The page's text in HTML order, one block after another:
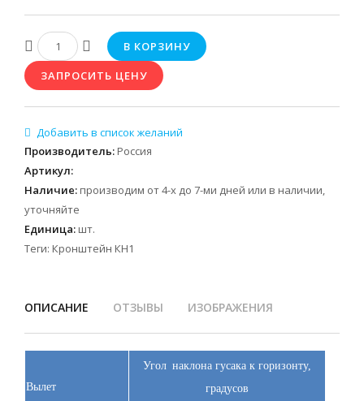
Производитель: Россия
Артикул:
Наличие: производим от 4-х до 7-ми дней или в наличии,
уточняйте
Единица: шт.
Теги: Кронштейн КН1
ОПИСАНИЕ ОТЗЫВЫ ИЗОБРАЖЕНИЯ
Вылет
Угол наклона гусака к горизонту,
градусов